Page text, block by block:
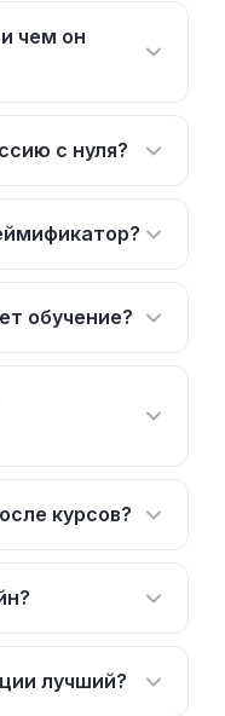
чем он
с нуля?
обучение?
курсов?
лучший?